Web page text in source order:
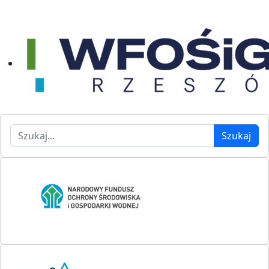
Szukaj Szukaj